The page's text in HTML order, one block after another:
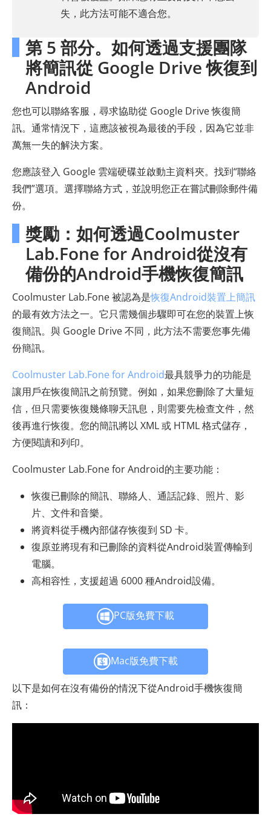
失，此方法可能不適合您。
第 5 部分。如何透過支援團隊
將簡訊從 Google Drive 恢復到
Android
您也可以聯絡客服，尋求協助從 Google Drive 恢復簡
訊。通常情況下，這應該被視為最後的手段，因為它並非
萬無一失的解決方案。
您應該登入 Google 雲端硬碟並啟動主資料夾。找到“聯絡
我們”選項。選擇聯絡方式，並說明您正在嘗試刪除郵件備
份。
獎勵：如何透過Coolmuster
Lab.Fone for Android從沒有
備份的Android手機恢復簡訊
Coolmuster Lab.Fone 被認為是恢復Android裝置上簡訊
的最有效方法之一。它只需幾個步驟即可在您的裝置上恢
復簡訊。與 Google Drive 不同，此方法不需要您事先備
份簡訊。
Coolmuster Lab.Fone for Android最具競爭力的功能是
讓用戶在恢復簡訊之前預覽。例如，如果您刪除了大量短
信，但只需要恢復幾條聊天訊息，則需要先檢查文件，然
後再進行恢復。您的簡訊將以 XML 或 HTML 格式儲存，
方便閱讀和列印。
Coolmuster Lab.Fone for Android的主要功能：
恢復已刪除的簡訊、聯絡人、通話記錄、照片、影
片、文件和音樂。
將資料從手機內部儲存恢復到 SD 卡。
復原並將現有和已刪除的資料從Android裝置傳輸到
電腦。
高相容性，支援超過 6000 種Android設備。
PC版免費下載
Mac版免費下載
以下是如何在沒有備份的情況下從Android手機恢復簡
訊：